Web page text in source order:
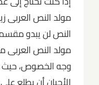
مولد النص العربى
النص لن يبدو
مولد النص
وجه الخصوص، حيث